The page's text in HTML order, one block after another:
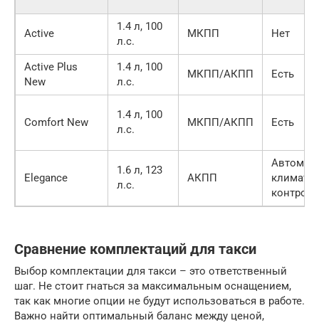
Active
1.4 л, 100
л.с.
МКПП Нет
Active Plus
New
1.4 л, 100
л.с.
МКПП/АКПП Есть
Comfort New
1.4 л, 100
л.с.
МКПП/АКПП Есть
Elegance
1.6 л, 123
л.с.
АКПП
климат-
контроль
Сравнение комплектаций для такси
Выбор комплектации для такси – это ответственный
шаг. Не стоит гнаться за максимальным оснащением,
так как многие опции не будут использоваться в работе.
Важно найти оптимальный баланс между ценой,